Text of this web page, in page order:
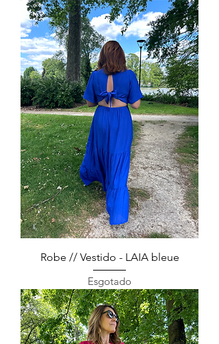
Robe // Vestido - LAIA bleue
Esgotado